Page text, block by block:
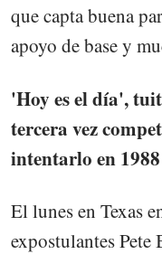
que capta buena
apoyo de base y
'Hoy es el día',
tercera vez
intentarlo en
El lunes en Texas
expostulantes